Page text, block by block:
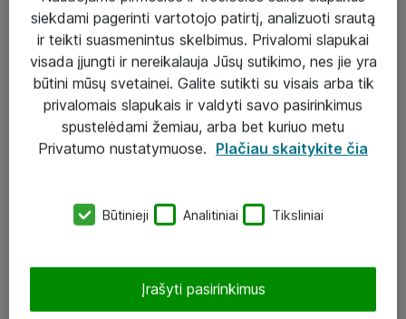
Paslaugos
Sprendimai
Įgyvendinti projektai
Atea ekspertų patarimai verslui
eShop@atea.lt
siekdami pagerinti vartotojo patirtį, analizuoti srautą
ir teikti suasmenintus skelbimus. Privalomi slapukai
visada įjungti ir nereikalauja Jūsų sutikimo, nes jie yra
būtini mūsų svetainei. Galite sutikti su visais arba tik
privalomais slapukais ir valdyti savo pasirinkimus
spustelėdami žemiau, arba bet kuriuo metu
Privatumo nustatymuose. Plačiau skaitykite čia
Būtinieji Analitiniai Tiksliniai
Įrašyti pasirinkimus